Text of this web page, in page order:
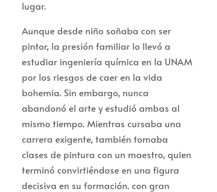
lugar.
Aunque desde niño soñaba con ser
pintor, la presión familiar lo llevó a
estudiar ingeniería química en la UNAM
por los riesgos de caer en la vida
bohemia. Sin embargo, nunca
abandonó el arte y estudió ambas al
mismo tiempo. Mientras cursaba una
carrera exigente, también tomaba
clases de pintura con un maestro, quien
terminó convirtiéndose en una figura
decisiva en su formación. con gran